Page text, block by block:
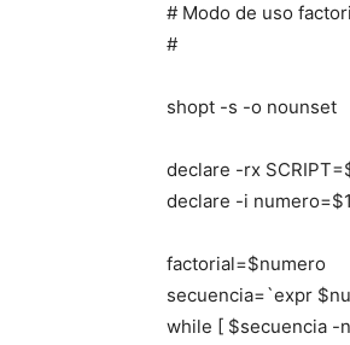
# Modo de uso
#
shopt -s -o nounset
declare -rx
declare -i numero=$1
factorial=$numero
secuencia=`expr
while [ $secuencia -